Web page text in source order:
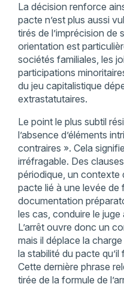
La décision renforce
pacte n’est plus aussi
tirés de l’imprécision de
orientation est
sociétés familiales, les
participations
du jeu capitalistique
extrastatutaires.
Le point le plus subtil
l’absence d’éléments
contraires ». Cela
irréfragable. Des
périodique, un contexte
pacte lié à une levée de
documentation
les cas, conduire le
L’arrêt ouvre donc un
mais il déplace la
la stabilité du pacte qu’il
Cette dernière phrase
tirée de la formule de